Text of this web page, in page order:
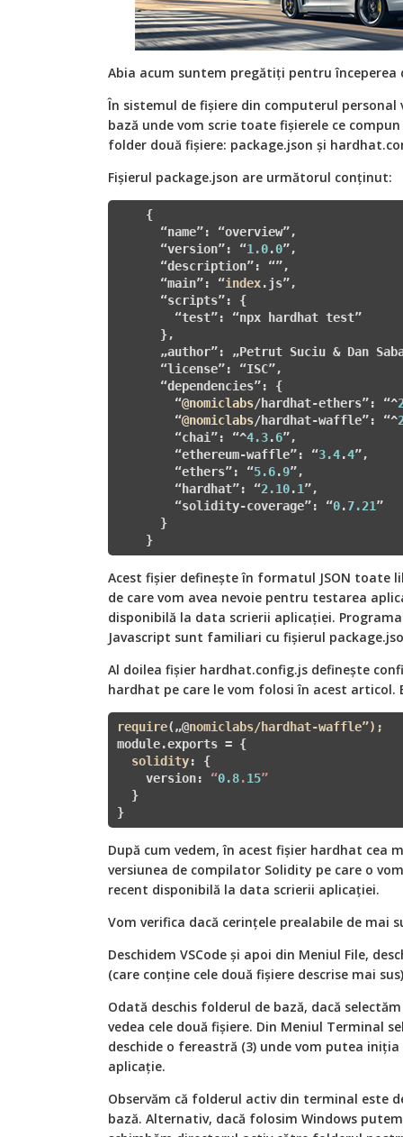
Abia acum suntem pregătiți pentru
În sistemul de fișiere din computerul
bază unde vom scrie toate fișierele ce
folder două fișiere: package.json și
Fișierul package.json are următorul conținut:
    {
      “name”: “overview”,
      “version”: “
1.0.0”,
      “description”: “”,
      “main”: “
index.js”,
      “scripts”: {
        “test”: “npx hardhat test”
      },
„author”: „Petrut Suciu & Dan
      “license”: “ISC”,
      “dependencies”: {
        “
@nomiclabs/hardhat-ethers”: “^
        “
@nomiclabs/hardhat-waffle”: “^
        “chai”: “^
4.3.6”,
        “ethereum-waffle”: “
3.4.4”,
        “ethers”: “
5.6.9”,
        “hardhat”: “
2.10.1”,
        “solidity-coverage”: “
0.7.21”
      }
    }
Acest fișier definește în formatul JSON toate
de care vom avea nevoie pentru testarea
disponibilă la data scrierii aplicației.
Javascript sunt familiari cu fișierul
Al doilea fișier hardhat.config.js definește
hardhat pe care le vom folosi în acest
require(„@nomiclabs/hardhat-waffle”);
module.exports = {
solidity: {
version: “0.8.15”
}
}
După cum vedem, în acest fișier hardhat
versiunea de compilator Solidity pe care o
recent disponibilă la data scrierii aplicației.
Vom verifica dacă cerințele prealabile de mai
Deschidem VSCode și apoi din Meniul File,
(care conține cele două fișiere descrise mai
Odată deschis folderul de bază, dacă selectăm
vedea cele două fișiere. Din Meniul Terminal
deschide o fereastră (3) unde vom putea
aplicație.
Observăm că folderul activ din terminal este
bază. Alternativ, dacă folosim Windows